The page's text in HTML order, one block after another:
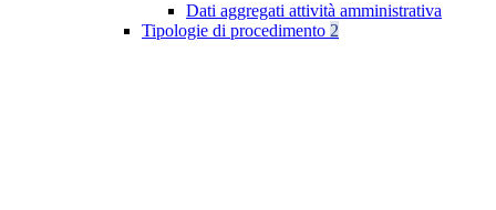
Dati aggregati attività amministrativa
Tipologie di procedimento 2